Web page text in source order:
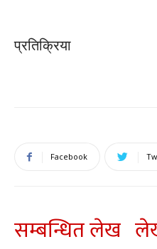
प्रतिक्रिया
Facebook
सम्बन्धित लेख